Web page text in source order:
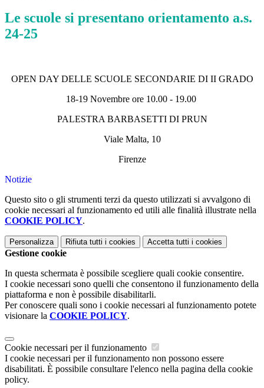
Le scuole si presentano orientamento a.s.
24-25
OPEN DAY DELLE SCUOLE SECONDARIE DI II GRADO
18-19 Novembre ore 10.00 - 19.00
PALESTRA BARBASETTI DI PRUN
Viale Malta, 10
Firenze
Notizie
Questo sito o gli strumenti terzi da questo utilizzati si avvalgono di
cookie necessari al funzionamento ed utili alle finalità illustrate nella
COOKIE POLICY.
Personalizza Rifiuta tutti i cookies Accetta tutti i cookies
Gestione cookie
In questa schermata è possibile scegliere quali cookie consentire.
I cookie necessari sono quelli che consentono il funzionamento della
piattaforma e non è possibile disabilitarli.
Per conoscere quali sono i cookie necessari al funzionamento potete
visionare la COOKIE POLICY.
Cookie necessari per il funzionamento
I cookie necessari per il funzionamento non possono essere
disabilitati. È possibile consultare l'elenco nella pagina della cookie
policy.